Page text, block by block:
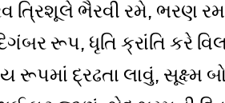
ત્રિશૂલે ભૈરવી રમે, ભરણ
રૂપ, ધૃતિ ક્રાંતિ કરે
રૂપમાં દ્રઢતા લાવું, સૂક્ષ્મ